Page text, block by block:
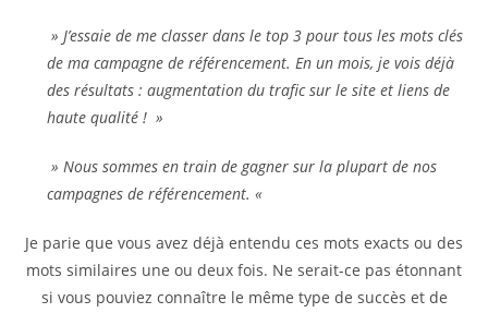
» J’essaie de me classer dans le top 3 pour tous les mots clés
de ma campagne de référencement. En un mois, je vois déjà
des résultats : augmentation du trafic sur le site et liens de
haute qualité ! »
» Nous sommes en train de gagner sur la plupart de nos
campagnes de référencement. «
Je parie que vous avez déjà entendu ces mots exacts ou des
mots similaires une ou deux fois. Ne serait-ce pas étonnant
si vous pouviez connaître le même type de succès et de